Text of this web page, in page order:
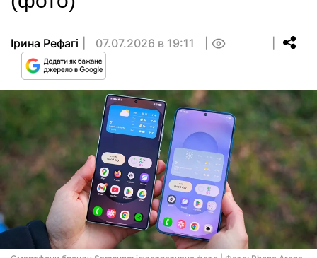
Ірина Рефагі 07.07.2026 в 19:11